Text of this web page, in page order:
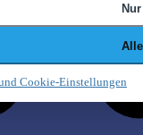
Cookie-Einstellungen